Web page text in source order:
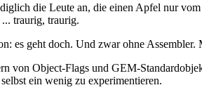
die Leute an, die einen Apfel nur
traurig, traurig.
es geht doch. Und zwar ohne
von Object-Flags und GEM-
ein wenig zu experimentieren.